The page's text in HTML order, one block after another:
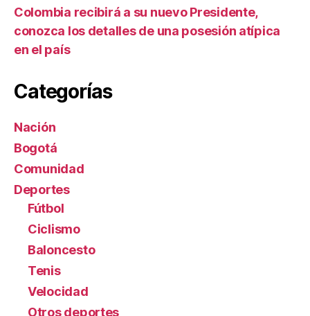
Colombia recibirá a su nuevo Presidente,
conozca los detalles de una posesión atípica
en el país
Categorías
Nación
Bogotá
Comunidad
Deportes
Fútbol
Ciclismo
Baloncesto
Tenis
Velocidad
Otros deportes